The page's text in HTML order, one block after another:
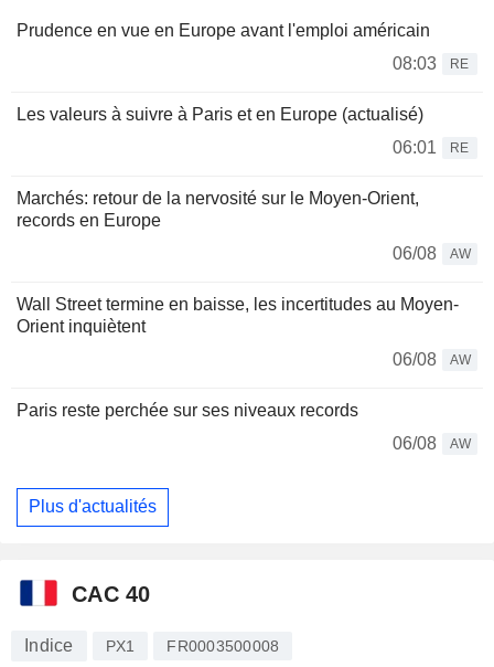
Prudence en vue en Europe avant l'emploi américain
08:03
RE
Les valeurs à suivre à Paris et en Europe (actualisé)
06:01
RE
Marchés: retour de la nervosité sur le Moyen-Orient,
records en Europe
06/08
AW
Wall Street termine en baisse, les incertitudes au Moyen-
Orient inquiètent
06/08
AW
Paris reste perchée sur ses niveaux records
06/08
AW
Plus d'actualités
CAC 40
Indice PX1 FR0003500008